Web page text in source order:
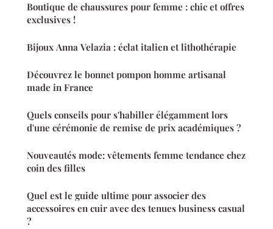
Boutique de chaussures pour femme : chic et offres
exclusives !
Bijoux Anna Velazia : éclat italien et lithothérapie
Découvrez le bonnet pompon homme artisanal
made in France
Quels conseils pour s'habiller élégamment lors
d'une cérémonie de remise de prix académiques ?
Nouveautés mode: vêtements femme tendance chez
coin des filles
Quel est le guide ultime pour associer des
accessoires en cuir avec des tenues business casual
?